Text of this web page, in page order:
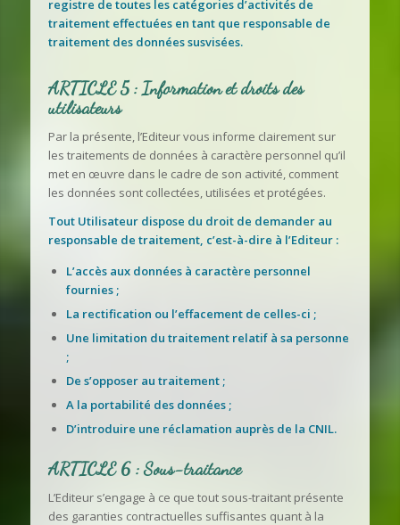
registre de toutes les catégories d’activités de
traitement effectuées en tant que responsable de
traitement des données susvisées.
ARTICLE 5 : Information et droits des
utilisateurs
Par la présente, l’Editeur vous informe clairement sur
les traitements de données à caractère personnel qu’il
met en œuvre dans le cadre de son activité, comment
les données sont collectées, utilisées et protégées.
Tout Utilisateur dispose du droit de demander au
responsable de traitement, c’est-à-dire à l’Editeur :
L’accès aux données à caractère personnel
fournies ;
La rectification ou l’effacement de celles-ci ;
Une limitation du traitement relatif à sa personne
;
De s’opposer au traitement ;
A la portabilité des données ;
D’introduire une réclamation auprès de la CNIL.
ARTICLE 6 : Sous-traitance
L’Editeur s’engage à ce que tout sous-traitant présente
des garanties contractuelles suffisantes quant à la